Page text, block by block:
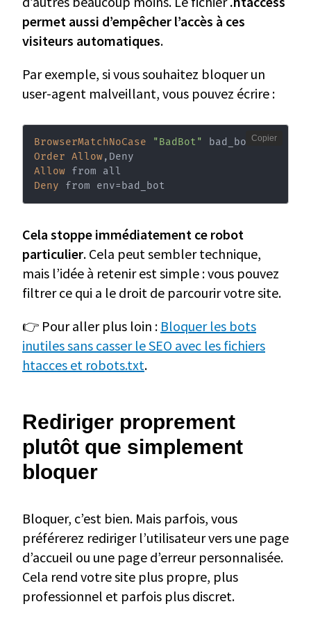
permet aussi d’empêcher l’accès à ces
visiteurs automatiques.
Par exemple, si vous souhaitez bloquer un
user-agent malveillant, vous pouvez écrire :
BrowserMatchNoCase "BadBot"
bad_bot
Order Allow
Allow
Deny from env=bad_bot
Copier
Cela stoppe immédiatement ce robot
particulier. Cela peut sembler technique,
mais l’idée à retenir est simple : vous pouvez
filtrer ce qui a le droit de parcourir votre site.
👉 Pour aller plus loin : Bloquer les bots
inutiles sans casser le SEO avec les fichiers
htacces et robots.txt.
Rediriger proprement
plutôt que simplement
bloquer
Bloquer, c’est bien. Mais parfois, vous
préférerez rediriger l’utilisateur vers une page
d’accueil ou une page d’erreur personnalisée.
Cela rend votre site plus propre, plus
professionnel et parfois plus discret.